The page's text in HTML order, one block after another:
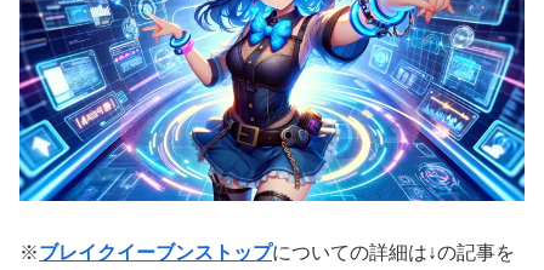
※ブレイクイーブンストップについての詳細は↓の記事を